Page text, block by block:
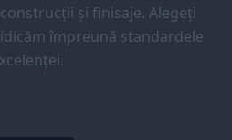
și finisaje. Alegeți
împreună standardele